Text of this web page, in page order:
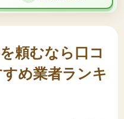
頼むなら口コ
め業者ランキ